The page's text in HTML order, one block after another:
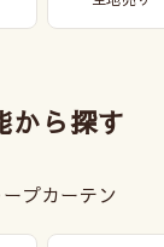
から探す
ープカーテン